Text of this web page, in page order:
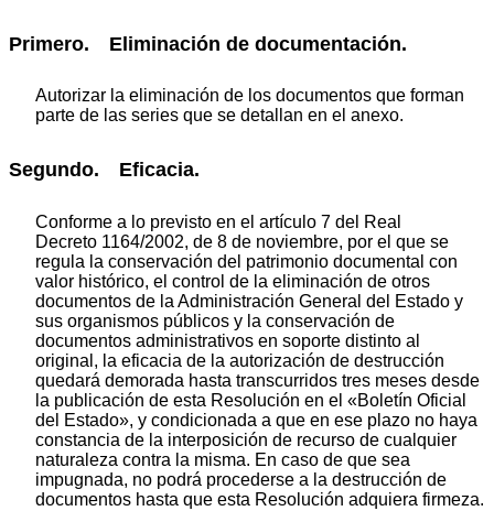
Primero. Eliminación de documentación.
Autorizar la eliminación de los documentos que forman
parte de las series que se detallan en el anexo.
Segundo. Eficacia.
Conforme a lo previsto en el artículo 7 del Real
Decreto 1164/2002, de 8 de noviembre, por el que se
regula la conservación del patrimonio documental con
valor histórico, el control de la eliminación de otros
documentos de la Administración General del Estado y
sus organismos públicos y la conservación de
documentos administrativos en soporte distinto al
original, la eficacia de la autorización de destrucción
quedará demorada hasta transcurridos tres meses desde
la publicación de esta Resolución en el «Boletín Oficial
del Estado», y condicionada a que en ese plazo no haya
constancia de la interposición de recurso de cualquier
naturaleza contra la misma. En caso de que sea
impugnada, no podrá procederse a la destrucción de
documentos hasta que esta Resolución adquiera firmeza.